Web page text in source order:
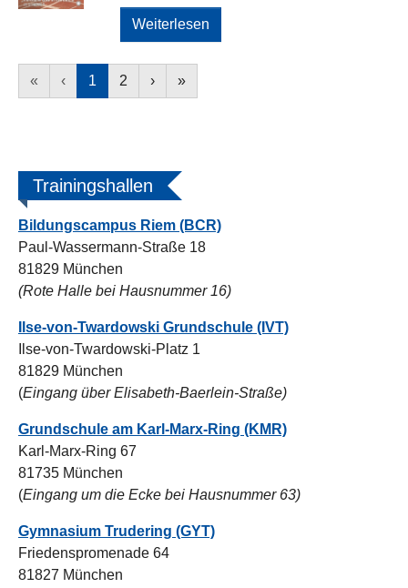
Weiterlesen
« ‹ 1 2 › »
Trainingshallen
Bildungscampus Riem (BCR)
Paul-Wassermann-Straße 18
81829 München
(Rote Halle bei Hausnummer 16)
Ilse-von-Twardowski Grundschule (IVT)
Ilse-von-Twardowski-Platz 1
81829 München
(Eingang über Elisabeth-Baerlein-Straße)
Grundschule am Karl-Marx-Ring (KMR)
Karl-Marx-Ring 67
81735 München
(Eingang um die Ecke bei Hausnummer 63)
Gymnasium Trudering (GYT)
Friedenspromenade 64
81827 München